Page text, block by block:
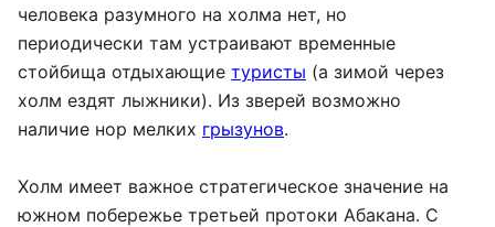
человека разумного на холма нет, но
периодически там устраивают временные
стойбища отдыхающие туристы (а зимой через
холм ездят лыжники). Из зверей возможно
наличие нор мелких грызунов.
Холм имеет важное стратегическое значение на
южном побережье третьей протоки Абакана. С